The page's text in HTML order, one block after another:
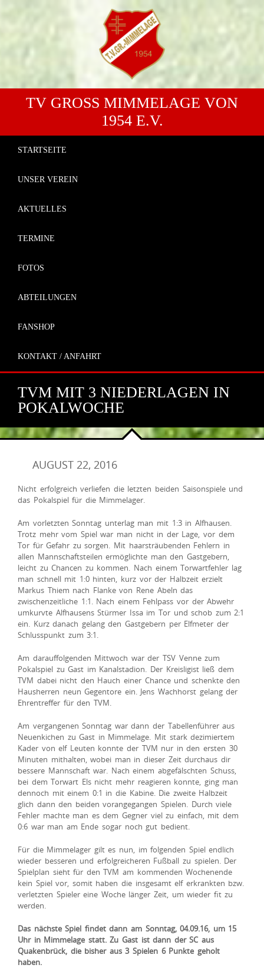
TV GROSS MIMMELAGE VON 1
954 E.V.
STARTSEITE
UNSER VEREIN
AKTUELLES
TERMINE
FOTOS
ABTEILUNGEN
FANSHOP
KONTAKT / ANFAHRT
TVM MIT 3 NIEDERLAGEN IN
POKALWOCHE
AUGUST 22, 2016
Nicht erfolgreich verliefen die letzten beiden Saisonspiele und
das Pokalspiel für die Mimmelager.
Am vorletzten Sonntag unterlag man mit 1:3 in Alfhausen.
Trotz mehr vom Spiel war man nicht in der Lage, vor dem
Tor für Gefahr zu sorgen. Mit haarsträubenden Fehlern in
allen Mannschaftsteilen ermöglichte man den Gastgebern,
leicht zu Chancen zu kommen. Nach einem Torwartfehler lag
man schnell mit 1:0 hinten, kurz vor der Halbzeit erzielt
Markus Thiem nach Flanke von Rene Abeln das
zwischenzeitliche 1:1. Nach einem Fehlpass vor der Abwehr
umkurvte Alfhausens Stürmer Issa im Tor und schob zum 2:1
ein. Kurz danach gelang den Gastgebern per Elfmeter der
Schlusspunkt zum 3:1.
Am darauffolgenden Mittwoch war der TSV Venne zum
Pokalspiel zu Gast im Kanalstadion. Der Kreisligist ließ dem
TVM dabei nicht den Hauch einer Chance und schenkte den
Hausherren neun Gegentore ein. Jens Wachhorst gelang der
Ehrentreffer für den TVM.
Am vergangenen Sonntag war dann der Tabellenführer aus
Neuenkichen zu Gast in Mimmelage. Mit stark dezimiertem
Kader von elf Leuten konnte der TVM nur in den ersten 30
Minuten mithalten, wobei man in dieser Zeit durchaus dir
bessere Mannschaft war. Nach einem abgefälschten Schuss,
bei dem Torwart Els nicht mehr reagieren konnte, ging man
dennoch mit einem 0:1 in die Kabine. Die zweite Halbzeit
glich dann den beiden vorangegangen Spielen. Durch viele
Fehler machte man es dem Gegner viel zu einfach, mit dem
0:6 war man am Ende sogar noch gut bedient.
Für die Mimmelager gilt es nun, im folgenden Spiel endlich
wieder besseren und erfolgreicheren Fußball zu spielen. Der
Spielplan sieht für den TVM am kommenden Wochenende
kein Spiel vor, somit haben die insgesamt elf erkrankten bzw.
verletzten Spieler eine Woche länger Zeit, um wieder fit zu
werden.
Das nächste Spiel findet dann am Sonntag, 04.09.16, um 15
Uhr in Mimmelage statt. Zu Gast ist dann der SC aus
Quakenbrück, die bisher aus 3 Spielen 6 Punkte geholt
haben.